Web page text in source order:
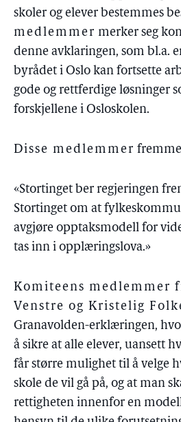
skoler og elever bestemmes
medlemmer merker seg
denne avklaringen, som bl.a.
byrådet i Oslo kan fortsette
gode og rettferdige løsninger
forskjellene i Osloskolen.
Disse medlemmer
«Stortinget ber regjeringen
Stortinget om at
avgjøre opptaksmodell for
tas inn i opplæringslova.»
Komiteens medlemmer
Venstre og Kristelig
Granavolden-erklæringen,
å sikre at alle elever, uansett
får større mulighet til å velge
skole de vil gå på, og at man
rettigheten innenfor en